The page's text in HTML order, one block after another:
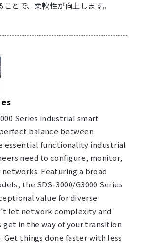
とで、柔軟性が向上します。
Series industrial smart
balance between
essential functionality industrial
need to configure, monitor,
Featuring a broad
the SDS-3000/G3000 Series
value for diverse
let network complexity and
get in the way of your transition
Get things done faster with less